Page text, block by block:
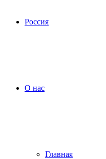
Россия
О нас
Главная